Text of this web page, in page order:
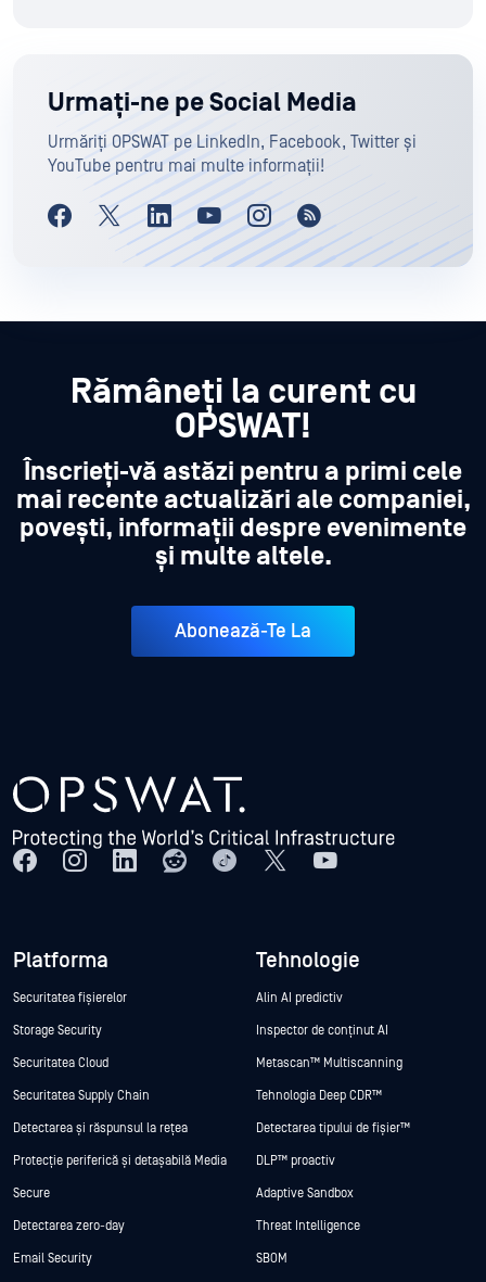
Urmați-ne pe Social Media
Urmăriți OPSWAT pe LinkedIn, Facebook, Twitter și
YouTube pentru mai multe informații!
Rămâneți la curent cu
OPSWAT!
Înscrieți-vă astăzi pentru a primi cele
mai recente actualizări ale companiei,
povești, informații despre evenimente
și multe altele.
Abonează-Te La
Platforma
Securitatea fișierelor
Storage Security
Securitatea Cloud
Securitatea Supply Chain
Detectarea și răspunsul la rețea
Protecție periferică și detașabilă Media
Secure
Detectarea zero-day
Email Security
Tehnologie
Alin AI predictiv
Inspector de conținut AI
Metascan™ Multiscanning
Tehnologia Deep CDR™
Detectarea tipului de fișier™
DLP™ proactiv
Adaptive Sandbox
Threat Intelligence
SBOM